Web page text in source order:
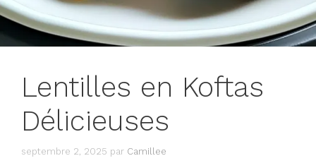
Lentilles en Koftas
Délicieuses
septembre 2, 2025 par Camillee